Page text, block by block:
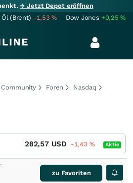
→ Jetzt Depot eröffnen
Öl (Brent) -1,53% Dow Jones +0,25%
Foren
Nasdaq
282,57 USD -1,43 % Aktie
zu Favoriten